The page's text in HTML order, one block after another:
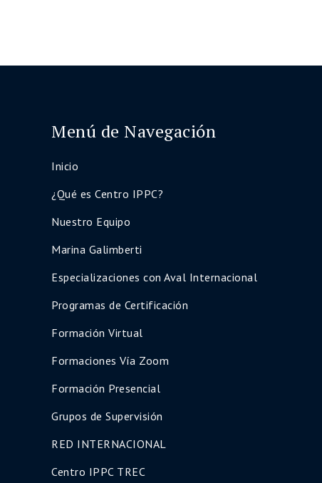
Menú de Navegación
Inicio
¿Qué es Centro IPPC?
Nuestro Equipo
Marina Galimberti
Especializaciones con Aval Internacional
Programas de Certificación
Formación Virtual
Formaciones Vía Zoom
Formación Presencial
Grupos de Supervisión
RED INTERNACIONAL
Centro IPPC TREC